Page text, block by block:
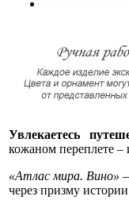
Увлекаетесь
кожаном переплете
«Атлас мира. Вино»
через призму